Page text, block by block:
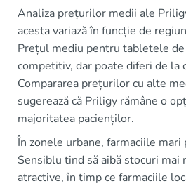
Analiza prețurilor medii ale
acesta variază în funcție de
Prețul mediu pentru tabletele
competitiv, dar poate diferi de la
Compararea prețurilor cu alte
sugerează că Priligy rămâne o
majoritatea pacienților.
În zonele urbane, farmaciile mari
Sensiblu tind să aibă stocuri mai
atractive, în timp ce farmaciile